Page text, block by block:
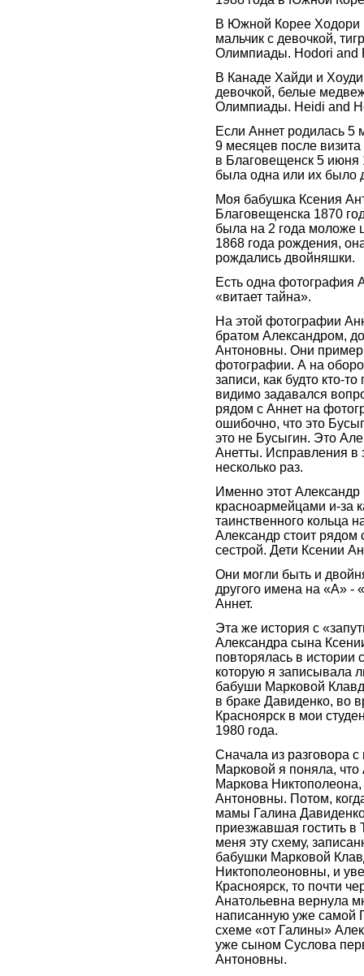
В Южной Корее Ходори
мальчик с девочкой,
Олимпиады. Hodori and
В Канаде Хайди и
девочкой, белые
Олимпиады. Heidi and
Если Аннет родилась 5
9 месяцев после
в Благовещенск 5 июня
была одна или их было
Моя бабушка Ксения
Благовещенска 1870
была на 2 года моложе
1868 года рождения,
рождались двойняшки.
Есть одна фотография
«витает тайна».
На этой фотографии
братом Александром,
Антоновны. Они
фотографии. А на
записи, как будто кто-
видимо задавался
рядом с Аннет на
ошибочно, что это
это не Бусыгин. Это
Анетты. Исправления в
несколько раз.
Именно этот Александр
красноармейцами и-за
таинственного кольца
Александр стоит рядом
сестрой. Дети Ксении
Они могли быть и
другого имена на «А» -
Аннет.
Эта же история с
Александра сына
повторялась в истории
которую я записывала
бабуши Марковой
в браке Давиденко, во
Красноярск в мои
1980 года.
Сначала из разговора
Марковой я поняла,
Маркова
Антоновны. Потом,
мамы Галина
приезжавшая гостить в
меня эту схему,
бабушки Марковой
Никтополеоновны, и
Красноярск, то почти
Анатольевна вернула
написанную уже самой
схеме «от Галины»
уже сыном Суслова
Антоновны.